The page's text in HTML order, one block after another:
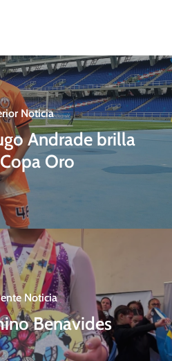
Noticia
Andrade brilla
Oro
Noticia
Benavides